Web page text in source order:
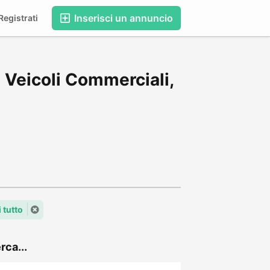
Inserisci un annuncio
Commerciali,
tutto